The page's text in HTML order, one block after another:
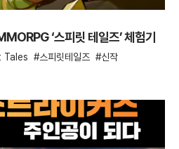
‘스피릿 테일즈’ 체험기
Tales 스피릿테일즈
신작